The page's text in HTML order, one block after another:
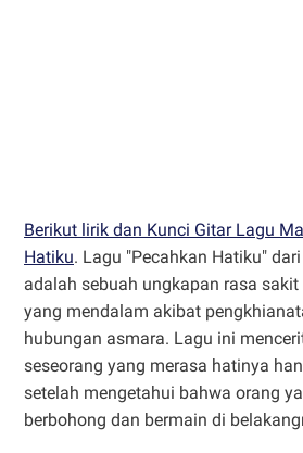
Berikut lirik dan Kunci Gitar Lagu
Hatiku. Lagu "Pecahkan Hatiku"
adalah sebuah ungkapan rasa sakit
yang mendalam akibat
hubungan asmara. Lagu ini
seseorang yang merasa hatinya
setelah mengetahui bahwa orang
berbohong dan bermain di